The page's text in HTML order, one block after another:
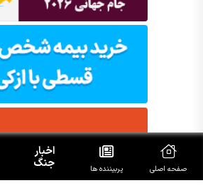
صفحه اصلی پربیننده ها
اخبار
جنگ